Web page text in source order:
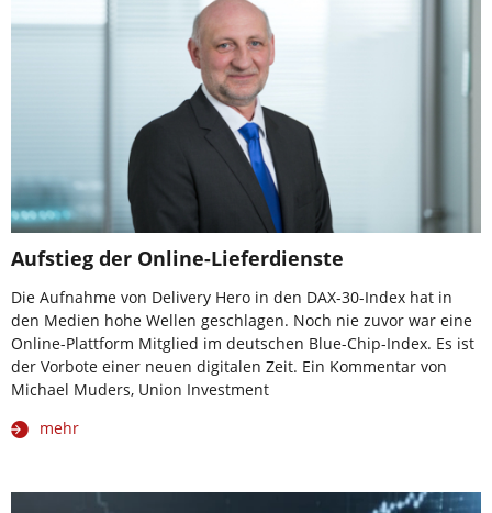
Aufstieg der Online-Lieferdienste
Die Aufnahme von Delivery Hero in den DAX-30-Index hat in
den Medien hohe Wellen geschlagen. Noch nie zuvor war eine
Online-Plattform Mitglied im deutschen Blue-Chip-Index. Es ist
der Vorbote einer neuen digitalen Zeit. Ein Kommentar von
Michael Muders, Union Investment
mehr